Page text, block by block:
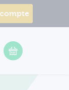
VOTRE PANIER